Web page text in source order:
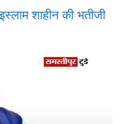
शाहीन की भतीजी